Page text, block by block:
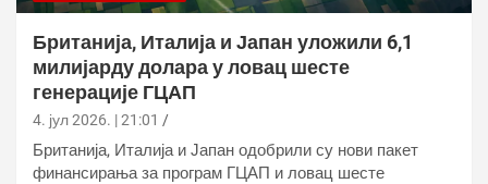
Британија, Италија и Јапан уложили 6,1
милијарду долара у ловац шесте
генерације ГЦАП
4. јул 2026. | 21:01
Британија, Италија и Јапан одобрили су нови пакет
финансирања за програм ГЦАП и ловац шесте